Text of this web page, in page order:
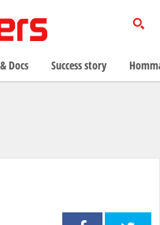
Docs Success story